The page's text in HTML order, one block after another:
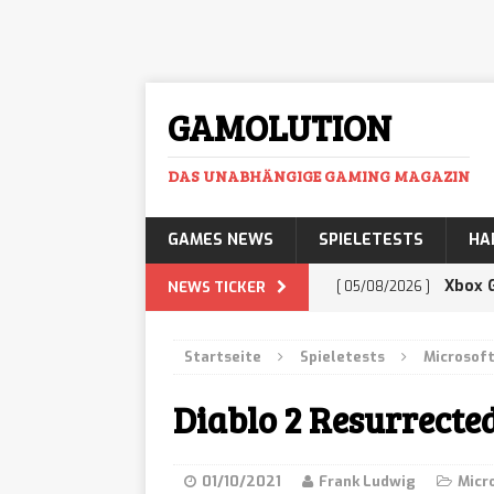
GAMOLUTION
DAS UNABHÄNGIGE GAMING MAGAZIN
GAMES NEWS SPIELETESTS
NEWS TICKER [ 05/08/2026 ] Xbox
erscheint
[ 05/08/2026 ]
Startseite Spieletests
Diablo 2
01/10/2021 Frank Ludwig